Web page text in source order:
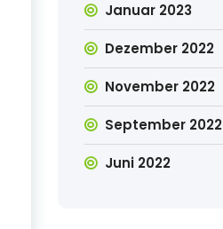
Januar 2023
Dezember 2022
November 2022
September 2022
Juni 2022